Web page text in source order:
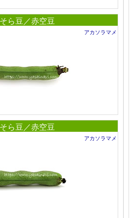
ら豆／赤空豆
アカソラマメ
ら豆／赤空豆
アカソラマメ